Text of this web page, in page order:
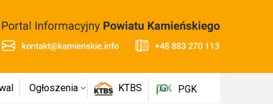
Ogłoszenia KTBS PGK